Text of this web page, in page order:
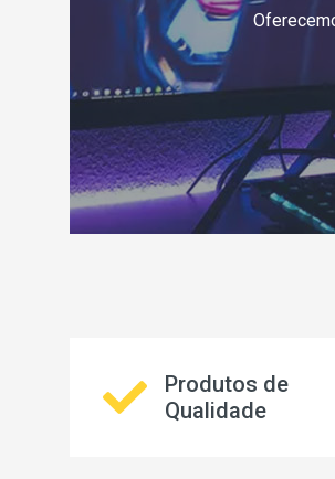
Temos
Produtos de
Qualidade